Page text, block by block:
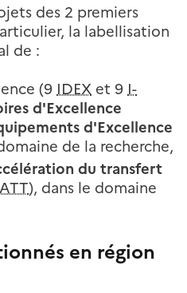
des 2 premiers
la labellisation
de :
(9IDEX et 9I-
d'Excellence
d'Excellence
de la recherche,
du transfert
), dans le domaine
en région